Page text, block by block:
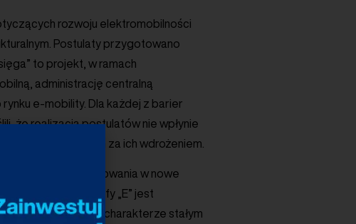
rozwoju elektromobilności
Postulaty przygotowano
to projekt, w ramach
administrację centralną
e-mobility. Dla każdej z barier
że realizacja postulatów nie wpłynie
przemawiającym za ich wdrożeniem.
zachęci do inwestowania w nowe
taryfy „E” jest
o charakterze stałym